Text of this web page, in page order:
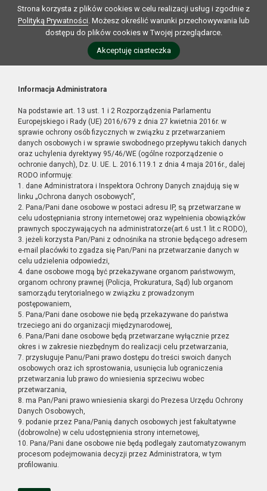
Strona korzysta z plików cookies w celu realizacji usług i zgodnie z
Polityką Prywatności. Możesz określić warunki przechowywania lub
dostępu do plików cookies w Twojej przeglądarce.
Akceptuję ciasteczka
Informacja Administratora
Na podstawie art. 13 ust. 1 i 2 Rozporządzenia Parlamentu
Europejskiego i Rady (UE) 2016/679 z dnia 27 kwietnia 2016r. w
sprawie ochrony osób fizycznych w związku z przetwarzaniem
danych osobowych i w sprawie swobodnego przepływu takich danych
oraz uchylenia dyrektywy 95/46/WE (ogólne rozporządzenie o
ochronie danych), Dz. U. UE. L. 2016.119.1 z dnia 4 maja 2016r., dalej
RODO informuję:
1. dane Administratora i Inspektora Ochrony Danych znajdują się w
linku „Ochrona danych osobowych”,
2. Pana/Pani dane osobowe w postaci adresu IP, są przetwarzane w
celu udostępniania strony internetowej oraz wypełnienia obowiązków
prawnych spoczywających na administratorze(art.6 ust.1 lit.c RODO),
3. jeżeli korzysta Pan/Pani z odnośnika na stronie będącego adresem
e-mail placówki to zgadza się Pan/Pani na przetwarzanie danych w
celu udzielenia odpowiedzi,
4. dane osobowe mogą być przekazywane organom państwowym,
organom ochrony prawnej (Policja, Prokuratura, Sąd) lub organom
samorządu terytorialnego w związku z prowadzonym
postępowaniem,
5. Pana/Pani dane osobowe nie będą przekazywane do państwa
trzeciego ani do organizacji międzynarodowej,
6. Pana/Pani dane osobowe będą przetwarzane wyłącznie przez
okres i w zakresie niezbędnym do realizacji celu przetwarzania,
7. przysługuje Panu/Pani prawo dostępu do treści swoich danych
osobowych oraz ich sprostowania, usunięcia lub ograniczenia
przetwarzania lub prawo do wniesienia sprzeciwu wobec
przetwarzania,
8. ma Pan/Pani prawo wniesienia skargi do Prezesa Urzędu Ochrony
Danych Osobowych,
9. podanie przez Pana/Panią danych osobowych jest fakultatywne
(dobrowolne) w celu udostępnienia strony internetowej,
10. Pana/Pani dane osobowe nie będą podlegały zautomatyzowanym
procesom podejmowania decyzji przez Administratora, w tym
profilowaniu.